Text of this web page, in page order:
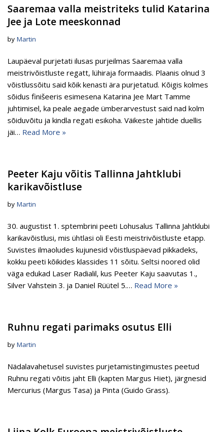
Saaremaa valla meistriteks tulid Katarina
Jee ja Lote meeskonnad
by Martin
Laupäeval purjetati ilusas purjeilmas Saaremaa valla
meistrivõistluste regatt, lühiraja formaadis. Plaanis olnud 3
võistlussõitu said kõik kenasti ära purjetatud. Kõigis kolmes
sõidus finišeeris esimesena Katarina Jee Mart Tamme
juhtimisel, ka peale aegade ümberarvestust said nad kolm
sõiduvõitu ja kindla regati esikoha. Väikeste jahtide duellis
jäi… Read More »
Peeter Kaju võitis Tallinna Jahtklubi
karikavõistluse
by Martin
30. augustist 1. sptembrini peeti Lohusalus Tallinna Jahtklubi
karikavõistlusi, mis ühtlasi oli Eesti meistrivõistluste etapp.
Suvistes ilmaoludes kujunesid võistluspäevad pikkadeks,
kokku peeti kõikides klassides 11 sõitu. Seltsi noored olid
väga edukad Laser Radialil, kus Peeter Kaju saavutas 1.,
Silver Vahstein 3. ja Daniel Rüütel 5.… Read More »
Ruhnu regati parimaks osutus Elli
by Martin
Nädalavahetusel suvistes purjetamistingimustes peetud
Ruhnu regati võitis jaht Elli (kapten Margus Hiet), järgnesid
Mercurius (Margus Tasa) ja Pinta (Guido Grass).